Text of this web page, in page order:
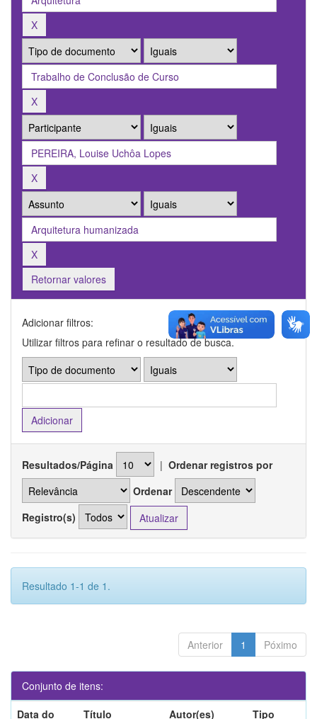
Retornar valores
Adicionar filtros:
Utilizar filtros para refinar o resultado de busca.
Resultados/Página | Ordenar registros por
Ordenar
Registro(s)
Resultado 1-1 de 1.
Anterior 1 Póximo
Conjunto de itens:
Data do
Título Autor(es) Tipo